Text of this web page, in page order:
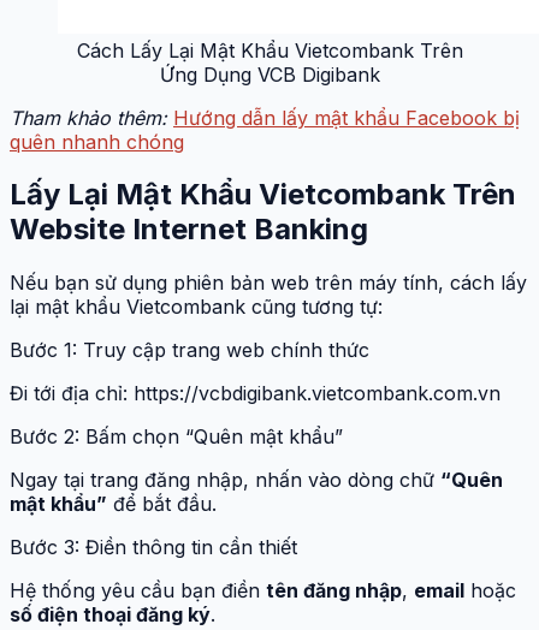
Cách Lấy Lại Mật Khẩu Vietcombank Trên
Ứng Dụng VCB Digibank
Tham khảo thêm: Hướng dẫn lấy mật khẩu Facebook bị
quên nhanh chóng
Lấy Lại Mật Khẩu Vietcombank Trên
Website Internet Banking
Nếu bạn sử dụng phiên bản web trên máy tính, cách lấy
lại mật khẩu Vietcombank cũng tương tự:
Bước 1: Truy cập trang web chính thức
Đi tới địa chỉ: https://vcbdigibank.vietcombank.com.vn
Bước 2: Bấm chọn “Quên mật khẩu”
Ngay tại trang đăng nhập, nhấn vào dòng chữ “Quên
mật khẩu” để bắt đầu.
Bước 3: Điền thông tin cần thiết
Hệ thống yêu cầu bạn điền tên đăng nhập, email hoặc
số điện thoại đăng ký.